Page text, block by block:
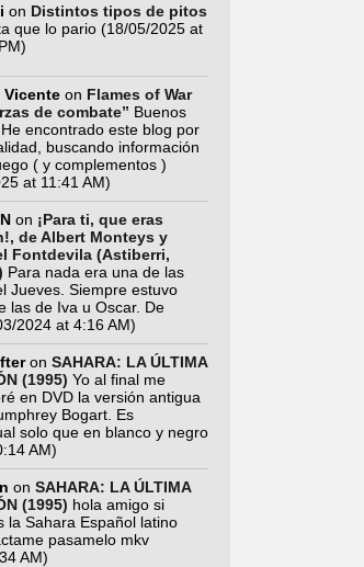
on Distintos tipos de pitos
que lo pario (18/05/2025 at
Vicente on Flames of War
de combate” Buenos
encontrado este blog por
buscando información
( y complementos )
at 11:41 AM)
on ¡Para ti, que eras
de Albert Monteys y
Fontdevila (Astiberri,
Para nada era una de las
Jueves. Siempre estuvo
las de Iva u Oscar. De
2024 at 4:16 AM)
on SAHARA: LA ÚLTIMA
(1995) Yo al final me
en DVD la versión antigua
Bogart. Es
solo que en blanco y negro
AM)
on SAHARA: LA ÚLTIMA
(1995) hola amigo si
la Sahara Español latino
pasamelo mkv
AM)